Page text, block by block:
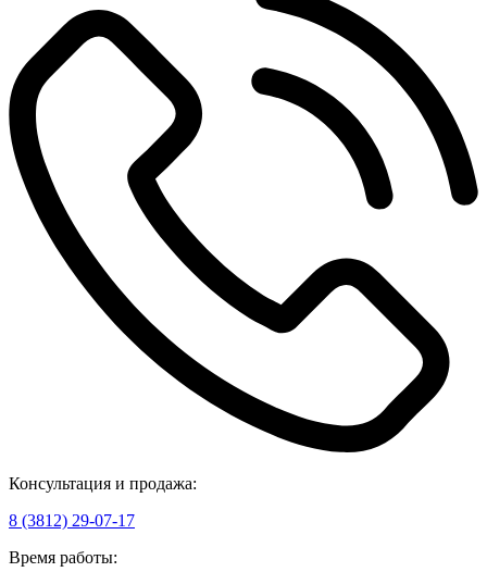
Консультация и продажа:
8 (3812) 29-07-17
Время работы: